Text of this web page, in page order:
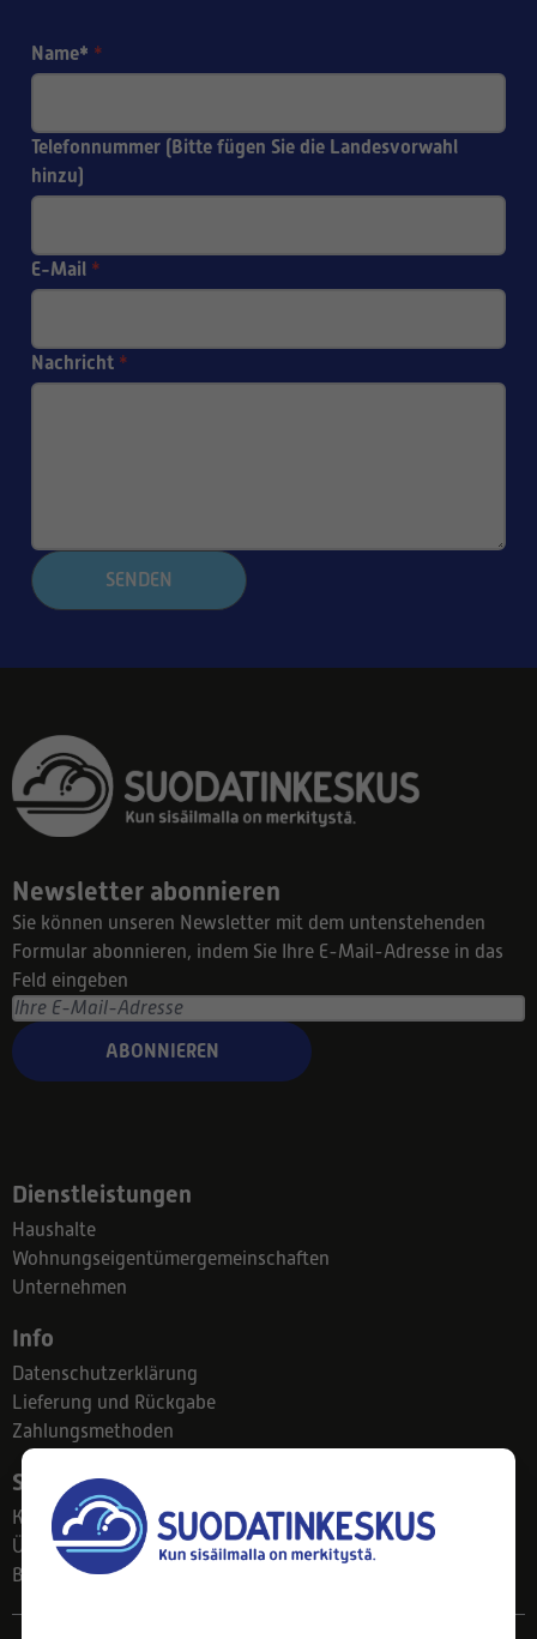
Name* *
Telefonnummer (Bitte fügen Sie die Landesvorwahl
hinzu)
E-Mail *
Nachricht *
SENDEN
Newsletter abonnieren
Sie können unseren Newsletter mit dem untenstehenden
Formular abonnieren, indem Sie Ihre E-Mail-Adresse in das
Feld eingeben
ABONNIEREN
Dienstleistungen
Haushalte
Wohnungseigentümergemeinschaften
Unternehmen
Info
Datenschutzerklärung
Lieferung und Rückgabe
Zahlungsmethoden
Suodatinkeskus
Kontakt
Über uns
Blog